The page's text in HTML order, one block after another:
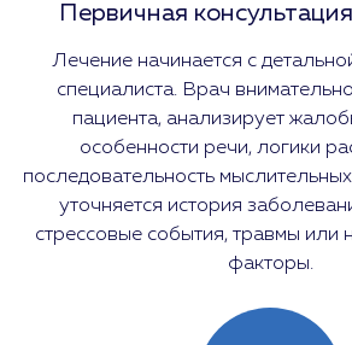
Первичная
Лечение начинается с
специалиста. Врач
пациента, анализирует
особенности речи, логики
последовательность
уточняется история
стрессовые события, травмы или
факторы.